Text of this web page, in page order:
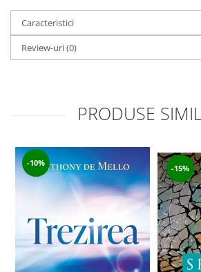
Caracteristici
Review-uri(0)
PRODUSE
-10%
-15%